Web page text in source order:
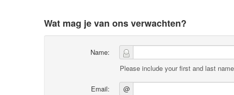
Wat mag je van ons verwachten?
Name:
Please include your first and last
Email: @